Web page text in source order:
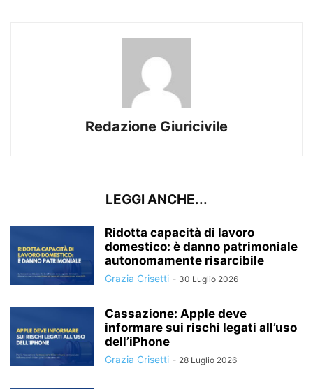
Redazione Giuricivile
LEGGI ANCHE...
Ridotta capacità di lavoro
domestico: è danno patrimoniale
autonomamente risarcibile
Grazia Crisetti - 30 Luglio 2026
Cassazione: Apple deve
informare sui rischi legati all’uso
dell’iPhone
Grazia Crisetti - 28 Luglio 2026